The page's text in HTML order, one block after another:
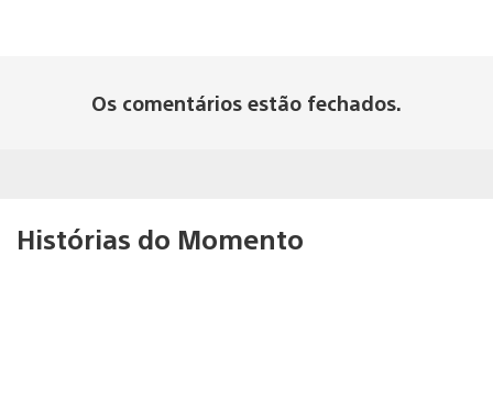
Os comentários estão fechados.
Histórias do Momento